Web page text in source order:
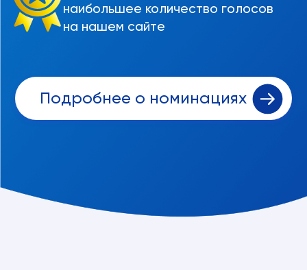
наибольшее количество голосов
на нашем сайте
Подробнее о номинациях